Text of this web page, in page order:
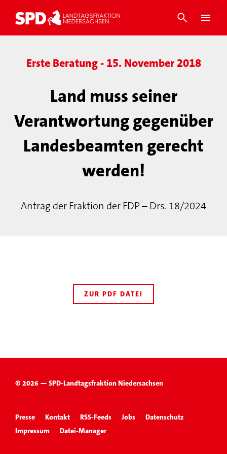
Erste Beratung - 15. November 2018
Land muss seiner
Verantwortung gegenüber
Landesbeamten gerecht
werden!
Antrag der Fraktion der FDP – Drs. 18/2024
ZUR PDF DATEI
© 2026 — SPD-Landtagsfraktion Niedersachsen
Presse Kontakt RSS-Feeds Jobs
Datenschutz
Impressum
Datei-Manager